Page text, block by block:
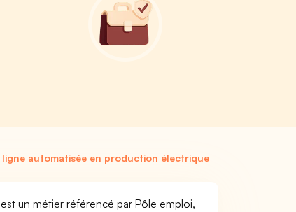
automatisée en production électrique
un métier référencé par Pôle emploi,